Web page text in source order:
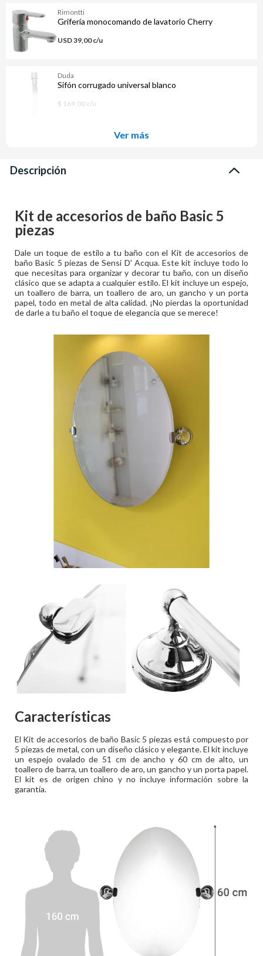
Rimontti
Grifería monocomando de lavatorio Cherry
USD 39,00 c/u
Duda
Sifón corrugado universal blanco
$ 169,00 c/u
Ver más
Descripción
Kit de accesorios de baño Basic 5
piezas
Dale un toque de estilo a tu baño con el Kit de accesorios de
baño Basic 5 piezas de Sensi D' Acqua. Este kit incluye todo lo
que necesitas para organizar y decorar tu baño, con un diseño
clásico que se adapta a cualquier estilo. El kit incluye un espejo,
un toallero de barra, un toallero de aro, un gancho y un porta
papel, todo en metal de alta calidad. ¡No pierdas la oportunidad
de darle a tu baño el toque de elegancia que se merece!
Características
El Kit de accesorios de baño Basic 5 piezas está compuesto por
5 piezas de metal, con un diseño clásico y elegante. El kit incluye
un espejo ovalado de 51 cm de ancho y 60 cm de alto, un
toallero de barra, un toallero de aro, un gancho y un porta papel.
El kit es de origen chino y no incluye información sobre la
garantía.